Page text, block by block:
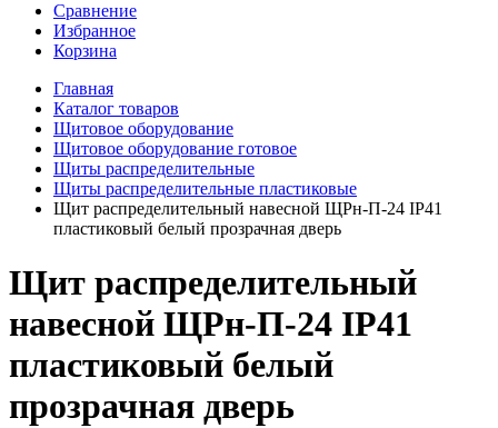
Сравнение
Избранное
Корзина
Главная
Каталог товаров
Щитовое оборудование
Щитовое оборудование готовое
Щиты распределительные
Щиты распределительные пластиковые
Щит распределительный навесной ЩРн-П-24 IP41
пластиковый белый прозрачная дверь
Щит распределительный
навесной ЩРн-П-24 IP41
пластиковый белый
прозрачная дверь